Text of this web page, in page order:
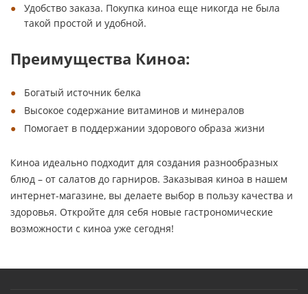
Удобство заказа. Покупка киноа еще никогда не была
такой простой и удобной.
Преимущества Киноа:
Богатый источник белка
Высокое содержание витаминов и минералов
Помогает в поддержании здорового образа жизни
Киноа идеально подходит для создания разнообразных
блюд – от салатов до гарниров. Заказывая киноа в нашем
интернет-магазине, вы делаете выбор в пользу качества и
здоровья. Откройте для себя новые гастрономические
возможности с киноа уже сегодня!